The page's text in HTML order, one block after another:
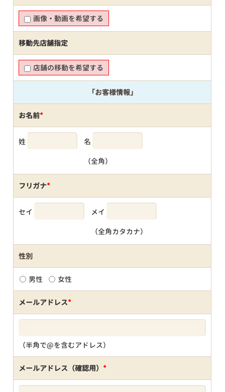
画像・動画を希望する
移動先店舗指定
店舗の移動を希望する
「お客様情報」
お名前*
姓 名
（全角）
フリガナ*
セイ メイ
（全角カタカナ）
性別
男性 女性
メールアドレス*
（半角で@を含むアドレス）
メールアドレス（確認用） *